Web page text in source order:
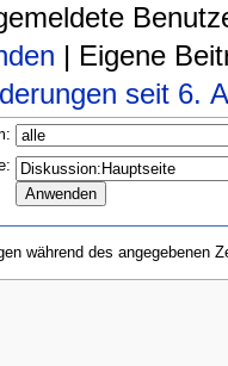
| Eigene
seit 6.
während des angegebenen